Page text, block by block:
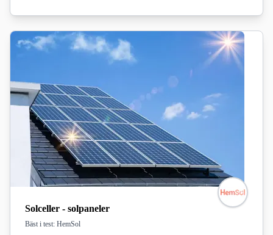
Solceller - solpaneler
Bäst i test: HemSol